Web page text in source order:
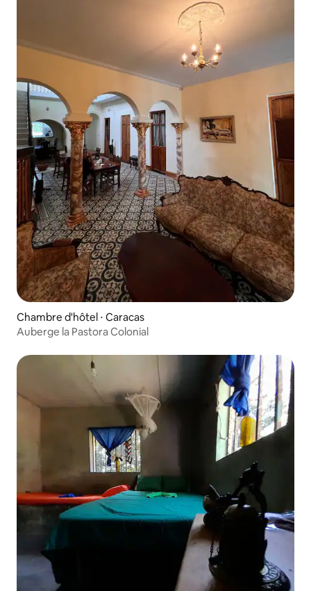
Chambre d'hôtel ⋅ Caracas
Auberge la Pastora Colonial